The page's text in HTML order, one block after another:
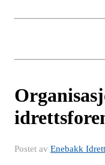
Postet av Enebakk